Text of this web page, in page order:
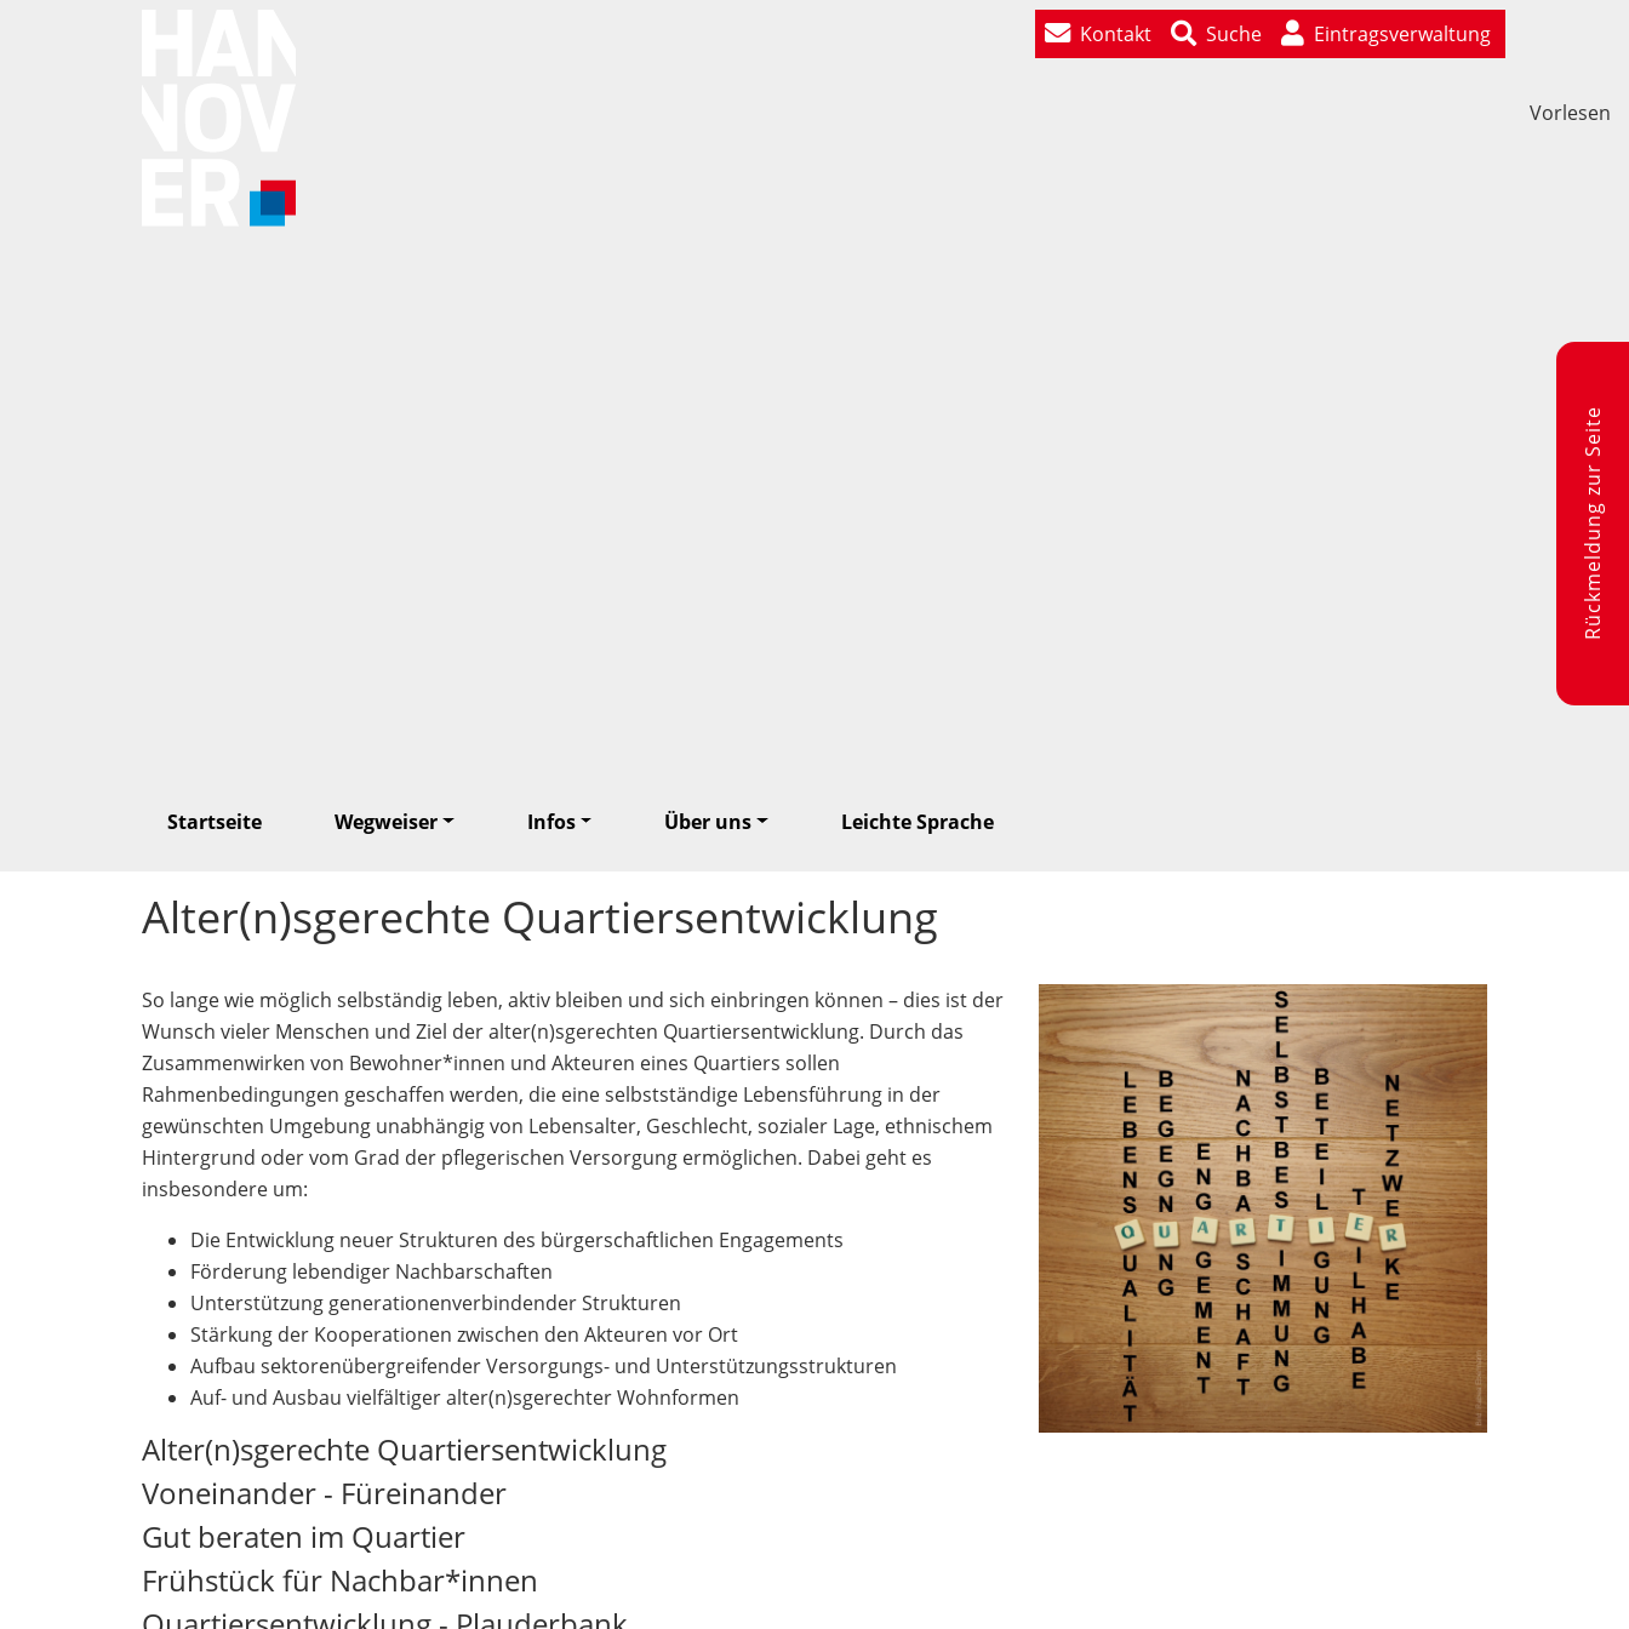
Kontakt Suche Eintragsverwaltung
Startseite Wegweiser Infos Über uns Leichte Sprache
Alter(n)sgerechte Quartiersentwicklung
So lange wie möglich selbständig leben, aktiv bleiben und sich einbringen können – dies ist der
Wunsch vieler Menschen und Ziel der alter(n)sgerechten Quartiersentwicklung. Durch das
Zusammenwirken von Bewohner*innen und Akteuren eines Quartiers sollen
Rahmenbedingungen geschaffen werden, die eine selbstständige Lebensführung in der
gewünschten Umgebung unabhängig von Lebensalter, Geschlecht, sozialer Lage, ethnischem
Hintergrund oder vom Grad der pflegerischen Versorgung ermöglichen. Dabei geht es
insbesondere um:
Die Entwicklung neuer Strukturen des bürgerschaftlichen Engagements
Förderung lebendiger Nachbarschaften
Unterstützung generationenverbindender Strukturen
Stärkung der Kooperationen zwischen den Akteuren vor Ort
Aufbau sektorenübergreifender Versorgungs- und Unterstützungsstrukturen
Auf- und Ausbau vielfältiger alter(n)sgerechter Wohnformen
Alter(n)sgerechte Quartiersentwicklung
Voneinander - Füreinander
Gut beraten im Quartier
Frühstück für Nachbar*innen
Rückmeldung zur Seite
Vorlesen